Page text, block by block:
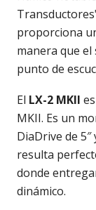
proporciona
manera que
punto de
El LX-2 MKII
MKII. Es un
DiaDrive de
resulta
donde
dinámico.